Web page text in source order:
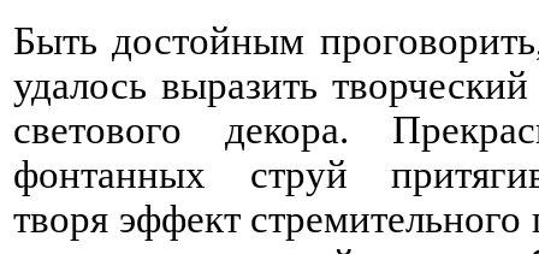
Быть достойным
удалось выразить
светового декора.
фонтанных струй
творя эффект